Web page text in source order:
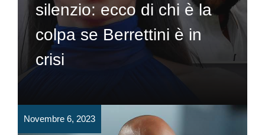
silenzio: ecco di chi è la
colpa se Berrettini è in
crisi
Novembre 6, 2023